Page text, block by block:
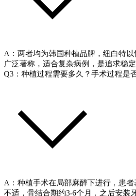
A：两者均为韩国种植品牌，纽白特
广泛著称，适合复杂病例，是追求稳
Q3：种植过程需要多久？手术过程是
A：种植手术在局部麻醉下进行，患
不适，骨结合期约3-6个月，之后安装